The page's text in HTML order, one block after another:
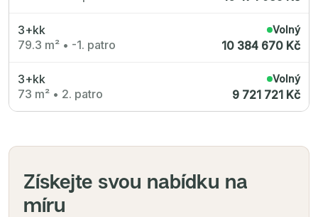
3+kk
79.3 m² • -1. patro
Volný
10 384 670 Kč
3+kk
73 m² • 2. patro
Volný
9 721 721 Kč
Získejte svou nabídku na
míru